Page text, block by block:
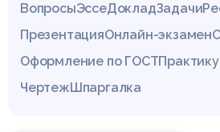
ВопросыЭссеДокладЗадачи
ПрезентацияОнлайн-экзамен
Оформление по ГОСТ
ЧертежШпаргалка